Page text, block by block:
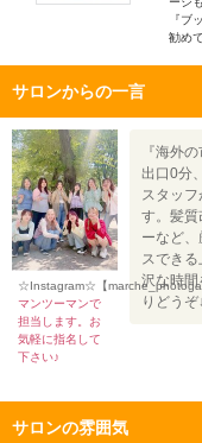
『ブ
勧め
サロンからの一言
☆Instagram☆【
マンツーマンで
担当します。お
気軽に指名して
下さい♪
『海外
出口0分
スタッ
す。髪質
ーなど
スでき
沢な時
りどうぞ
サロンの雰囲気